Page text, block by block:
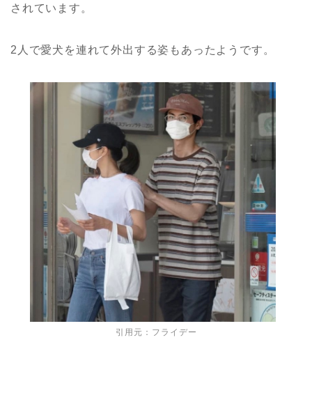
されています。
2人で愛犬を連れて外出する姿もあったようです。
引用元：フライデー